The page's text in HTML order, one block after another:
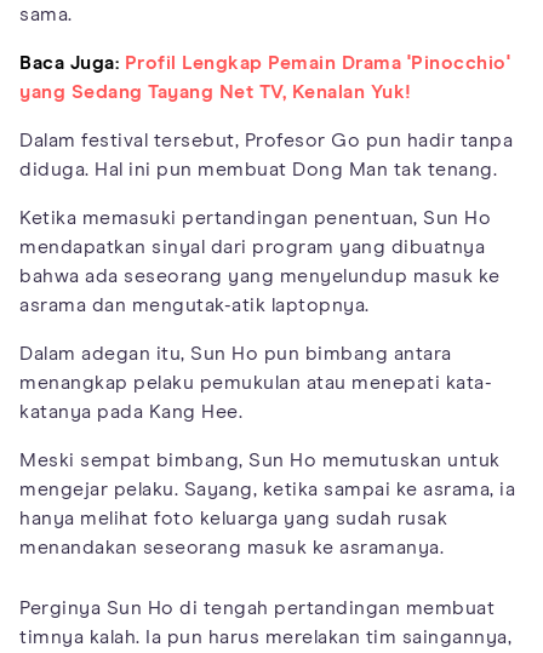
sama.
Baca Juga: Profil Lengkap Pemain Drama 'Pinocchio'
yang Sedang Tayang Net TV, Kenalan Yuk!
Dalam festival tersebut, Profesor Go pun hadir tanpa
diduga. Hal ini pun membuat Dong Man tak tenang.
Ketika memasuki pertandingan penentuan, Sun Ho
mendapatkan sinyal dari program yang dibuatnya
bahwa ada seseorang yang menyelundup masuk ke
asrama dan mengutak-atik laptopnya.
Dalam adegan itu, Sun Ho pun bimbang antara
menangkap pelaku pemukulan atau menepati kata-
katanya pada Kang Hee.
Meski sempat bimbang, Sun Ho memutuskan untuk
mengejar pelaku. Sayang, ketika sampai ke asrama, ia
hanya melihat foto keluarga yang sudah rusak
menandakan seseorang masuk ke asramanya.
Perginya Sun Ho di tengah pertandingan membuat
timnya kalah. Ia pun harus merelakan tim saingannya,